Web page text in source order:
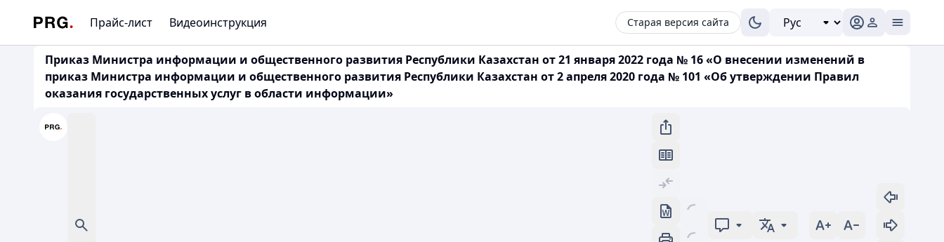
Прайс-лист Видеоинструкция Старая версия сайта
Приказ Министра информации и общественного развития Республики Казахстан от 21 января 2022 года № 16 «О внесении изменений в
приказ Министра информации и общественного развития Республики Казахстан от 2 апреля 2020 года № 101 «Об утверждении Правил
оказания государственных услуг в области информации»